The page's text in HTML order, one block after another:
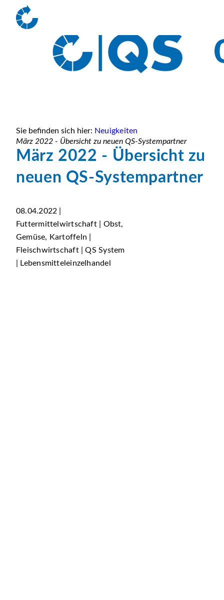
Sie befinden sich hier: Neuigkeiten
März 2022 - Übersicht zu neuen QS-Systempartner
März 2022 - Übersicht zu
neuen QS-Systempartner
08.04.2022 |
Futtermittelwirtschaft | Obst,
Gemüse, Kartoffeln |
Fleischwirtschaft | QS System
| Lebensmitteleinzelhandel